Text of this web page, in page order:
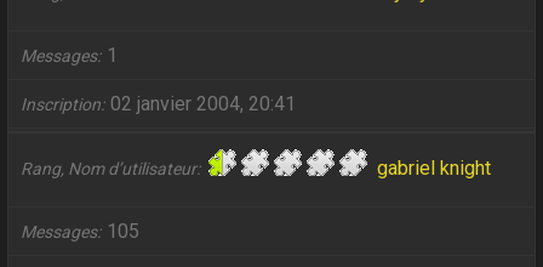
Messages 1
Inscription 02 janvier 2004, 20:41
Rang, Nom d’utilisateur gabriel knight
Messages 105